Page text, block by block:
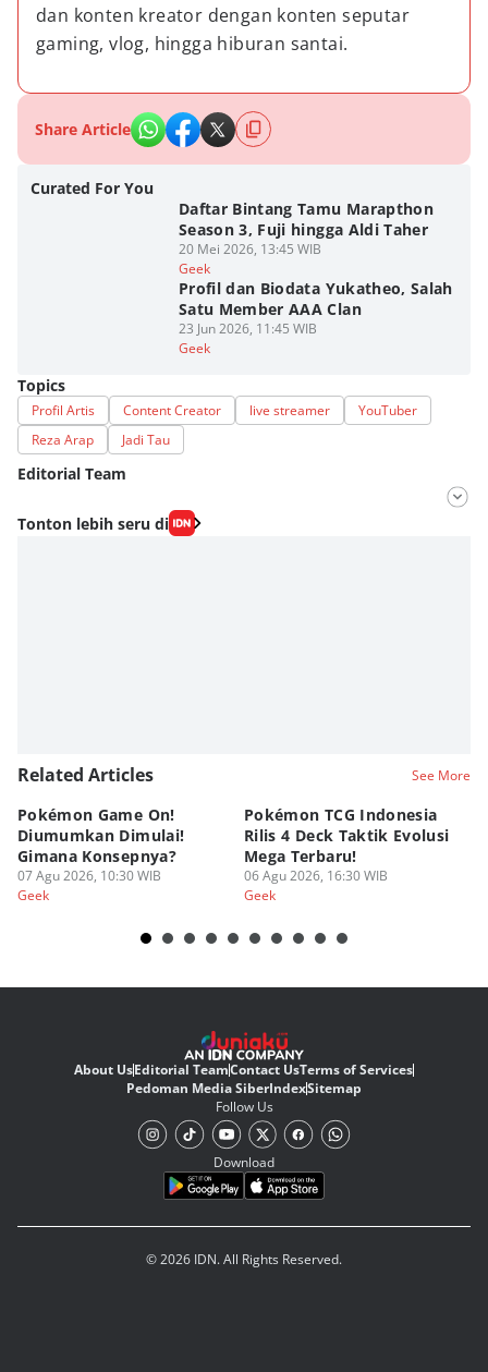
dan konten kreator dengan konten seputar
gaming, vlog, hingga hiburan santai.
Share Article
Curated For You
Daftar Bintang Tamu Marapthon
Season 3, Fuji hingga Aldi Taher
20 Mei 2026, 13:45 WIB
Geek
Profil dan Biodata Yukatheo, Salah
Satu Member AAA Clan
23 Jun 2026, 11:45 WIB
Geek
Topics
Profil Artis Content Creator live streamer
YouTuber
Reza Arap
Jadi Tau
Editorial Team
Editor
Tonton lebih seru di
Related Articles See More
Pokémon Game On!
Diumumkan Dimulai!
Gimana Konsepnya?
07 Agu 2026, 10:30 WIB
Geek
Pokémon TCG Indonesia
Rilis 4 Deck Taktik Evolusi
Mega Terbaru!
06 Agu 2026, 16:30 WIB
Geek
About UsEditorial TeamContact UsTerms of Services
Pedoman Media SiberIndexSitemap
Follow Us
Download
© 2026 IDN. All Rights Reserved.